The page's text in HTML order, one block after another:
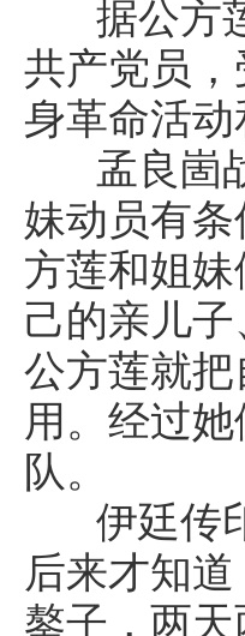
据公方莲
共产党员
身革命活动
孟良崮战
妹动员有
方莲和姐
己的亲儿
公方莲就
用。经过
队。
伊廷传印
后来才知
鏊子，两